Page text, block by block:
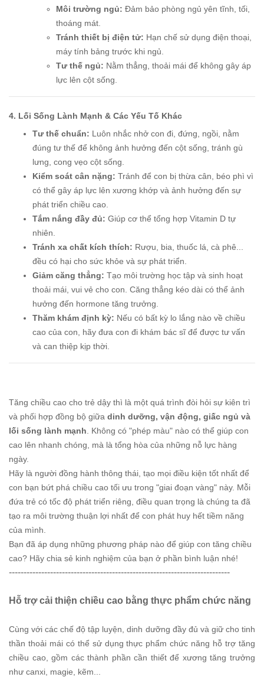
Môi trường ngủ: Đảm bảo phòng ngủ yên tĩnh, tối,
thoáng mát.
Tránh thiết bị điện tử: Hạn chế sử dụng điện thoại,
máy tính bảng trước khi ngủ.
Tư thế ngủ: Nằm thẳng, thoải mái để không gây áp
lực lên cột sống.
4. Lối Sống Lành Mạnh & Các Yếu Tố Khác
Tư thế chuẩn: Luôn nhắc nhở con đi, đứng, ngồi, nằm
đúng tư thế để không ảnh hưởng đến cột sống, tránh gù
lưng, cong vẹo cột sống.
Kiểm soát cân nặng: Tránh để con bị thừa cân, béo phì vì
có thể gây áp lực lên xương khớp và ảnh hưởng đến sự
phát triển chiều cao.
Tắm nắng đầy đủ: Giúp cơ thể tổng hợp Vitamin D tự
nhiên.
Tránh xa chất kích thích: Rượu, bia, thuốc lá, cà phê...
đều có hại cho sức khỏe và sự phát triển.
Giảm căng thẳng: Tạo môi trường học tập và sinh hoạt
thoải mái, vui vẻ cho con. Căng thẳng kéo dài có thể ảnh
hưởng đến hormone tăng trưởng.
Thăm khám định kỳ: Nếu có bất kỳ lo lắng nào về chiều
cao của con, hãy đưa con đi khám bác sĩ để được tư vấn
và can thiệp kịp thời.
Tăng chiều cao cho trẻ dậy thì là một quá trình đòi hỏi sự kiên trì
và phối hợp đồng bộ giữa dinh dưỡng, vận động, giấc ngủ và
lối sống lành mạnh . Không có "phép màu" nào có thể giúp con
cao lên nhanh chóng, mà là tổng hòa của những nỗ lực hàng
ngày.
Hãy là người đồng hành thông thái, tạo mọi điều kiện tốt nhất để
con bạn bứt phá chiều cao tối ưu trong "giai đoạn vàng" này. Mỗi
đứa trẻ có tốc độ phát triển riêng, điều quan trọng là chúng ta đã
tạo ra môi trường thuận lợi nhất để con phát huy hết tiềm năng
của mình.
Bạn đã áp dụng những phương pháp nào để giúp con tăng chiều
cao? Hãy chia sẻ kinh nghiệm của bạn ở phần bình luận nhé!
---------------------------------------------------------------------------
Hỗ trợ cải thiện chiều cao bằng thực phẩm chức năng
Cùng với các chế độ tập luyện, dinh dưỡng đầy đủ và giữ cho tinh
thần thoải mái có thể sử dụng thực phẩm chức năng hỗ trợ tăng
chiều cao, gồm các thành phần cần thiết để xương tăng trưởng
như canxi, magie, kẽm...